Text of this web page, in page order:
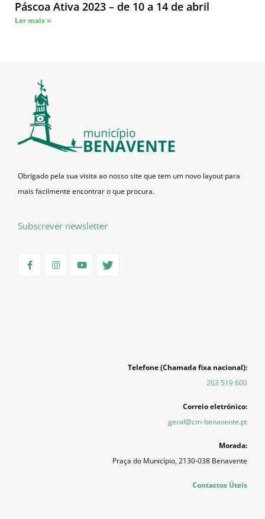
Páscoa Ativa 2023 – de 10 a 14 de abril
Ler mais »
Obrigado pela sua visita ao nosso site que tem um novo layout para
mais facilmente encontrar o que procura.
Subscrever newsletter
Telefone (Chamada fixa nacional):
263 519 600
Correio eletrónico:
geral@cm-benavente.pt
Morada:
Praça do Município, 2130-038 Benavente
Contactos Úteis